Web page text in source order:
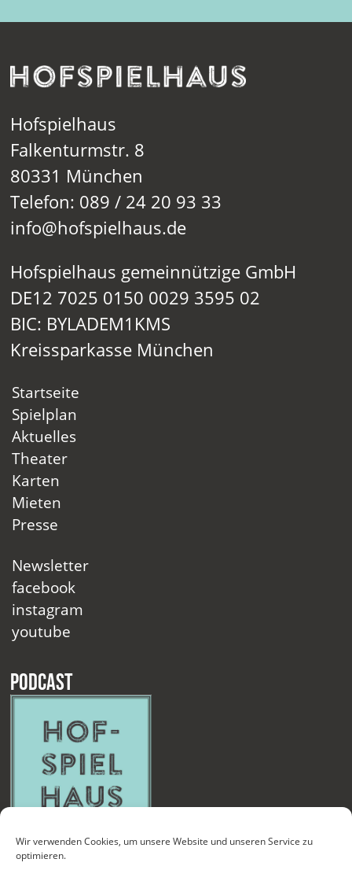
Wir verwenden Cookies, um unsere Website und unseren Service zu
optimieren.
Hofspielhaus
Falkenturmstr. 8
80331 München
Telefon: 089 / 24 20 93 33
info@hofspielhaus.de
Hofspielhaus gemeinnützige GmbH
DE12 7025 0150 0029 3595 02
BIC: BYLADEM1KMS
Kreissparkasse München
Startseite
Spielplan
Aktuelles
Theater
Karten
Mieten
Presse
Newsletter
facebook
instagram
youtube
Podcast